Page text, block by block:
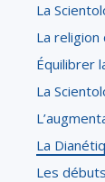
La
La religion
Équilibrer
La
La
Les